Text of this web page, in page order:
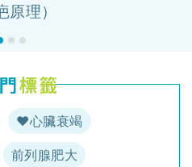
理）
♥️心臟衰竭
前列腺肥大